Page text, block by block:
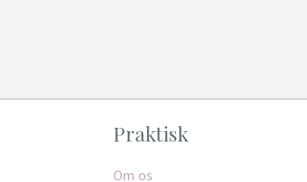
Praktisk
Om os